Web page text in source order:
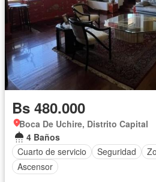
Bs 480.000
Boca De Uchire, Distrito Capital
4 Baños
Cuarto de servicio
Seguridad
Ascensor